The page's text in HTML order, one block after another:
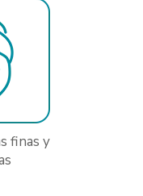
finas y